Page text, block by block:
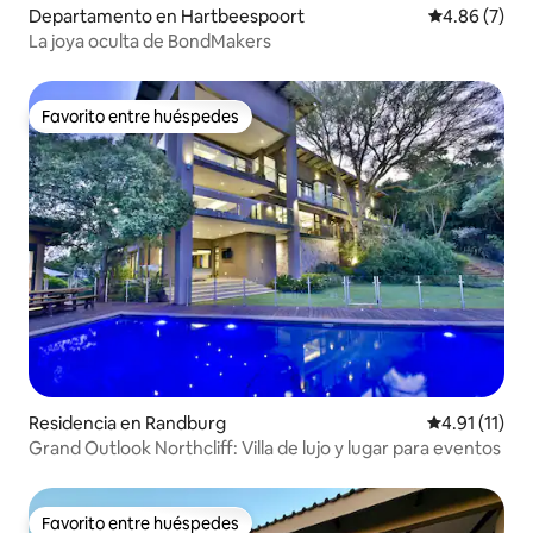
Departamento en Hartbeespoort Calificación
4.86 (7)
La joya oculta de BondMakers
Favorito entre huéspedes
Favorito entre huéspedes
Residencia en Randburg Calificación
4.91 (11)
Grand Outlook Northcliff: Villa de lujo y lugar para eventos
Favorito entre huéspedes